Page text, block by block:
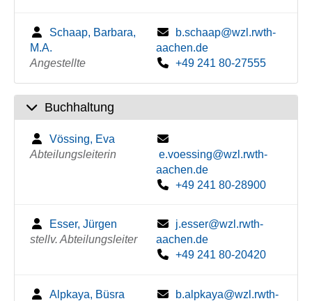
Schaap, Barbara,
M.A.
Angestellte
b.schaap@wzl.rwth-
aachen.de
+49 241 80-27555
Buchhaltung
Vössing, Eva
Abteilungsleiterin
e.voessing@wzl.rwth-
aachen.de
+49 241 80-28900
Esser, Jürgen
stellv. Abteilungsleiter
j.esser@wzl.rwth-
aachen.de
+49 241 80-20420
Alpkaya, Büsra
b.alpkaya@wzl.rwth-